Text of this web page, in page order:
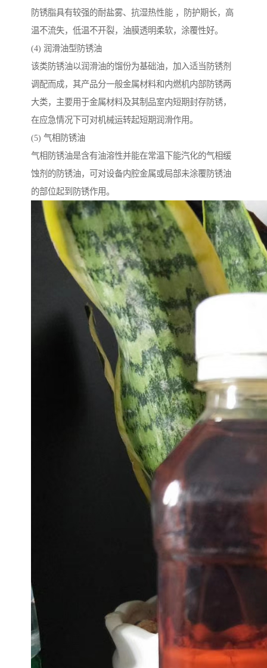
防锈脂具有较强的耐盐雾、抗湿热性能 ，防护期长，高
温不流失，低温不开裂，油膜透明柔软，涂覆性好。
(4) 润滑油型防锈油
该类防锈油以润滑油的馏份为基础油，加入适当防锈剂
调配而成，其产品分一般金属材料和内燃机内部防锈两
大类，主要用于金属材料及其制品室内短期封存防锈，
在应急情况下可对机械运转起短期润滑作用。
(5) 气相防锈油
气相防锈油是含有油溶性并能在常温下能汽化的气相缓
蚀剂的防锈油，可对设备内腔金属或局部未涂覆防锈油
的部位起到防锈作用。